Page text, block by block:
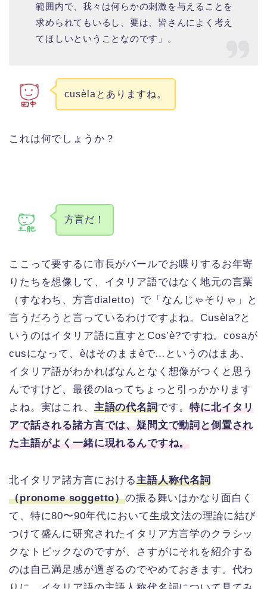
範囲内で、我々は何らかの刺激を与えることを
求められてもいるし、要は、皆さんによく考え
てほしいということなのです」。
cusèlaとありますね。
これは何でしょうか？
方言だ！
ここって要するに市長がバールでお喋りするお年寄
りたちを想像して、イタリア語ではなく地元の言葉
（すなわち、方言dialetto）で「なんじゃそりゃ」と
言うだろうと言っているわけですよね。Cusèla?と
いうのはイタリア語に直すとCos’è?ですね。cosaが
cusになって、èはそのままèで…というのはまあ、
イタリア語がわかればなんとなく想像がつくと思う
んですけど、最後のlaってちょっと引っかかります
よね。実はこれ、 主語の代名詞です。特に北イタリ
アで話される諸方言では、疑問文で動詞と倒置され
た主語がよく一緒に現れるんですね。
北イタリア諸方言における主語人称代名詞
（pronome soggetto）の振る舞いはかなり面白く
て、特に80〜90年代において生成文法の理論に結び
つけて盛んに研究されたイタリア方言学のクラシッ
クなトピックなのですが、さすがにそれを紹介する
のは自己満足感が過ぎるのでやめておきます。代わ